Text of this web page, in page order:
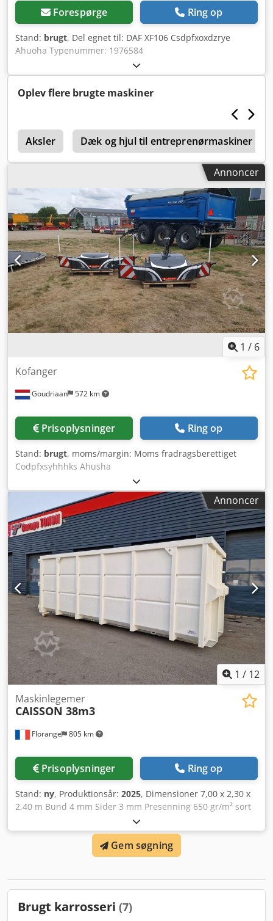
Forespørge Ring op
Stand: brugt, Del egnet til: DAF XF106 Csdpfxoxdzrye
Ahuoha Typenummer: 1976584
Oplev flere brugte maskiner
Aksler Dæk og hjul til entreprenørmaskiner
Annoncer
1 / 6
Goudriaan 572 km
Kofanger
Prisoplysninger Ring op
Stand: brugt, moms/margin: Moms fradragsberettiget
Codpfxsyhhhks Ahusha
Annoncer
1 / 12
Florange 805 km
Maskinlegemer
CAISSON 38m3
Prisoplysninger Ring op
Stand: ny, Produktionsår: 2025, Dimensioner 7,00 x 2,30 x
2,40 m Bund 4 mm Sider 3 mm Presenning 650 gr/m² sort
Dimensioner 7,50 x 2,70 m Chsdpfsx Hkzljx Ahuja Elastik og
maljer for hver 500 mm
Gem søgning
Brugt karrosseri (7)